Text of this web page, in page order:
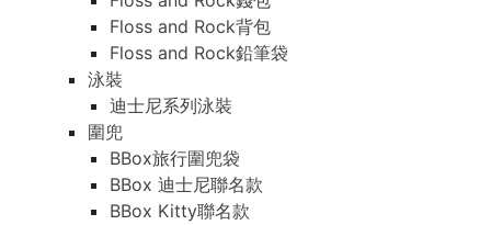
Floss and Rock背包
Floss and Rock鉛筆袋
泳裝
迪士尼系列泳裝
圍兜
BBox旅行圍兜袋
BBox 迪士尼聯名款
BBox Kitty聯名款